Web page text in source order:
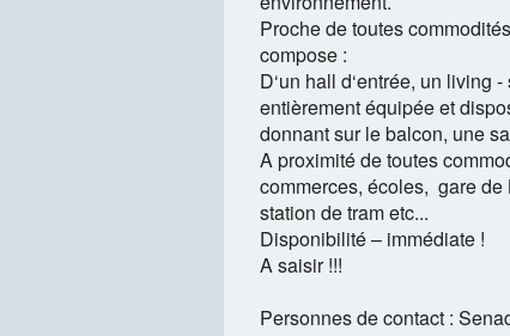
Proche de toutes
compose :
D‘un hall d‘entrée, un living
entièrement équipée et
donnant sur le balcon, une
A proximité de toutes
commerces, écoles, gare
station de tram etc...
Disponibilité – immédiate !
A saisir !!!
Personnes de contact :